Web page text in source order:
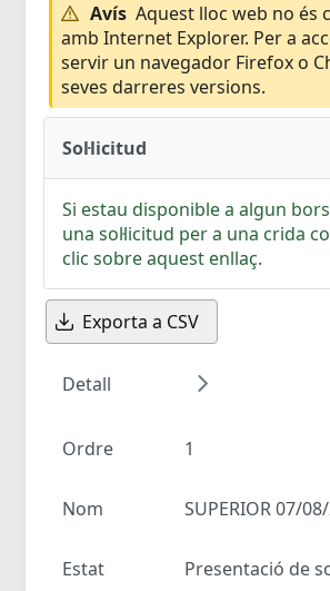
Avís Aquest lloc web no és
amb Internet Explorer. Per a
servir un navegador Firefox o
seves darreres versions.
Sol·licitud
Si estau disponible a algun
una sol·licitud per a una crida
clic sobre aquest enllaç.
Exporta a CSV
Detall
Ordre 1
Nom SUPERIOR 07/
Estat Presentació de